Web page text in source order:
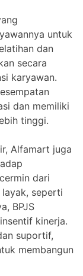
untuk
dan
secara
karyawan.
dan memiliki
tinggi.
Alfamart juga
dari
seperti
BPJS
kinerja.
suportif,
membangun